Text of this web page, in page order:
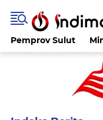
Pemprov Sulut